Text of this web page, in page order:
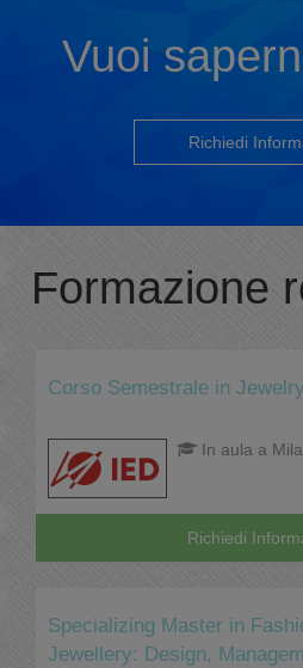
Vuoi
Richiedi
Formazione
Corso Semestrale in
In aula a
Richiedi
Specializing Master in
Jewellery: Design,